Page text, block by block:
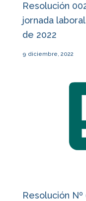
Resolución
jornada
de 2022
9 diciembre, 2022
Resolución Nº